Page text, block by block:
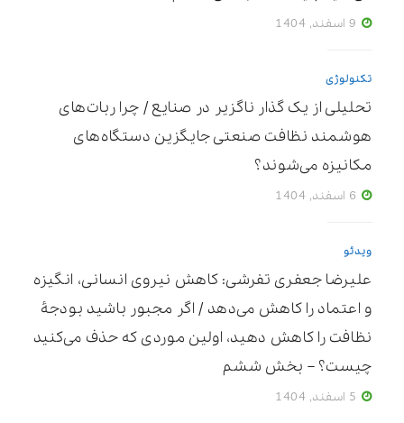
تکنولوژی
تحلیلی از یک گذار ناگزیر در صنایع / چرا ربات‌های
هوشمند نظافت صنعتی جایگزین دستگاه‌های
مکانیزه می‌شوند؟
ویدئو
علیرضا جعفری تفرشی: کاهش نیروی انسانی، انگیزه
و اعتماد را کاهش می‌دهد / اگر مجبور باشید بودجۀ
نظافت را کاهش دهید، اولین موردی که حذف می‌کنید
چیست؟ – بخش ششم